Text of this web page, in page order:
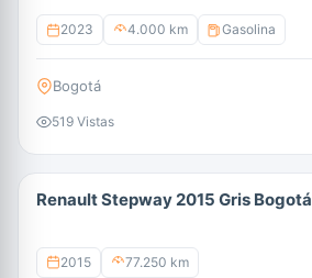
2023 4.000 km Gasolina
Bogotá
519 Vistas
Renault Stepway 2015 Gris Bogotá
2015 77.250 km